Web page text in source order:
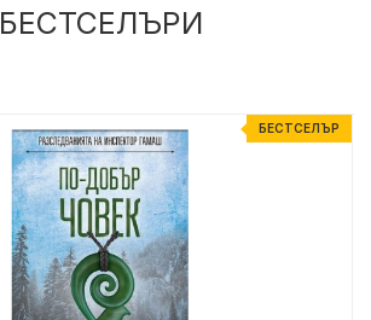
БЕСТСЕЛЪРИ
БЕСТСЕЛЪР